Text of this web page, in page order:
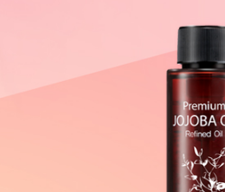
장벽케어
녹차/EGCG
알로에
어성초
아하/바하/
라하